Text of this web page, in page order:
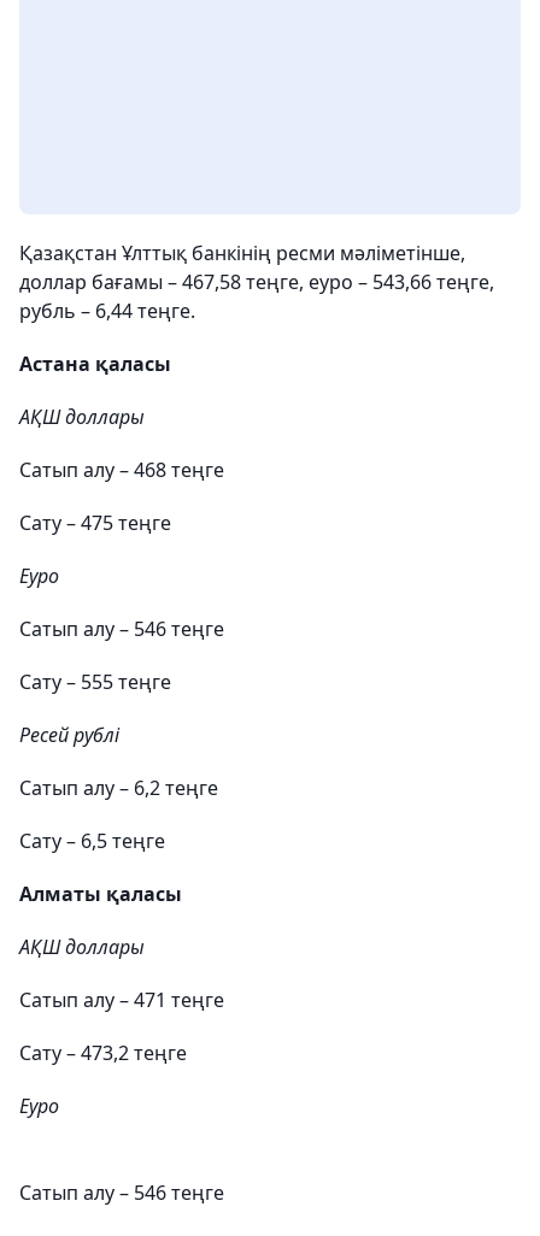
Қазақстан Ұлттық банкінің ресми мәліметінше,
доллар бағамы – 467,58 теңге, еуро – 543,66 теңге,
рубль – 6,44 теңге.
Астана қаласы
АҚШ доллары
Сатып алу – 468 теңге
Сату – 475 теңге
Еуро
Сатып алу – 546 теңге
Сату – 555 теңге
Ресей рублі
Сатып алу – 6,2 теңге
Сату – 6,5 теңге
Алматы қаласы
АҚШ доллары
Сатып алу – 471 теңге
Сату – 473,2 теңге
Еуро
Сатып алу – 546 теңге